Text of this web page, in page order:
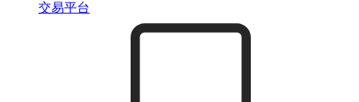
交易平台